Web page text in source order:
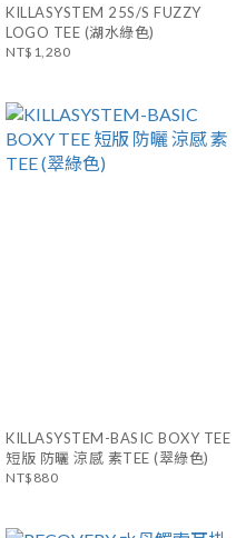
KILLASYSTEM 25S/S FUZZY
LOGO TEE (湖水綠色)
NT$1,280
KILLASYSTEM-BASIC BOXY TEE
短版 防曬 涼感 素TEE (翠綠色)
NT$880